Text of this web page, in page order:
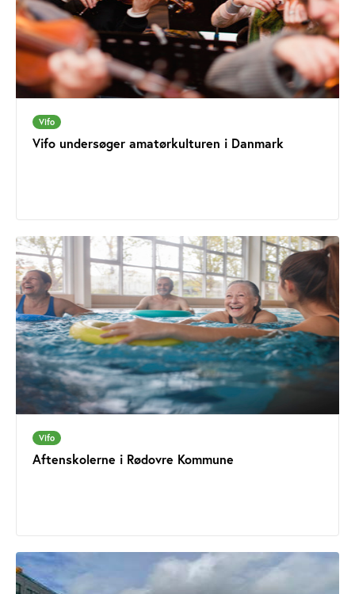
Vifo
Vifo undersøger amatørkulturen i Danmark
Vifo
Aftenskolerne i Rødovre Kommune